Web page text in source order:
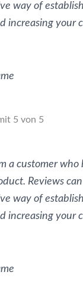
way of
increasing your
5 von 5
a customer
Reviews
way of
increasing your